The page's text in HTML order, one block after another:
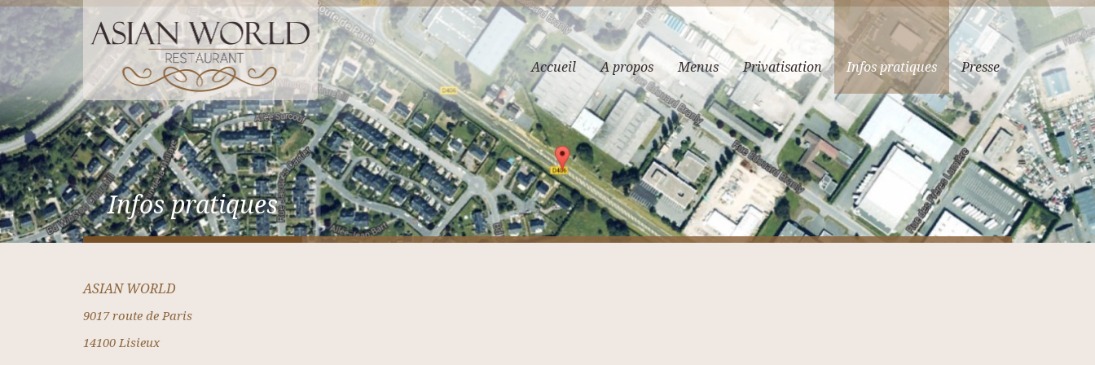
Accueil A propos Menus Privatisation Infos pratiques Presse
Infos pratiques
ASIAN WORLD
9017 route de Paris
14100 Lisieux